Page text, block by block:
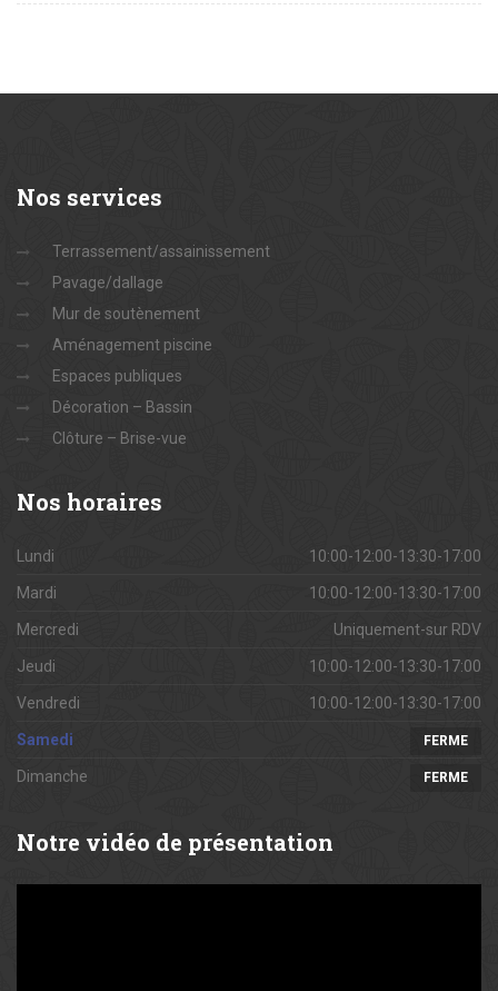
Nos services
Terrassement/assainissement
Pavage/dallage
Mur de soutènement
Aménagement piscine
Espaces publiques
Décoration – Bassin
Clôture – Brise-vue
Nos horaires
Lundi 10:00-12:00-13:30-17:00
Mardi 10:00-12:00-13:30-17:00
Mercredi Uniquement-sur RDV
Jeudi 10:00-12:00-13:30-17:00
Vendredi 10:00-12:00-13:30-17:00
Samedi FERME
Dimanche FERME
Notre vidéo de présentation